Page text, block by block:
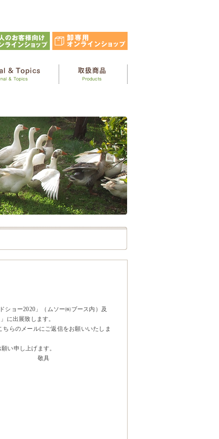
ショー2020」（ムソー㈱ブース内）及
に出展致します。
らのメールにご返信をお願いいたしま
い申し上げます。